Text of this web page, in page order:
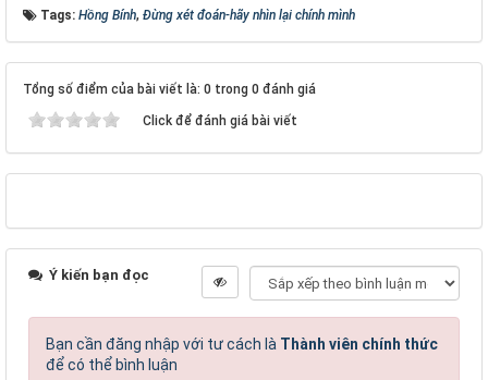
Tags: Hồng Bính, Đừng xét đoán-hãy nhìn lại chính mình
Tổng số điểm của bài viết là: 0 trong 0 đánh giá
Click để đánh giá bài viết
Ý kiến bạn đọc
Bạn cần đăng nhập với tư cách là Thành viên chính thức
để có thể bình luận